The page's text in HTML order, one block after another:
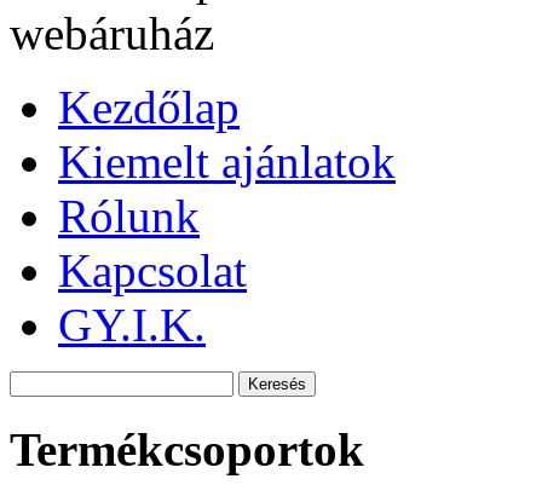
Kezdőlap
Kiemelt ajánlatok
Rólunk
Kapcsolat
GY.I.K.
Termékcsoportok